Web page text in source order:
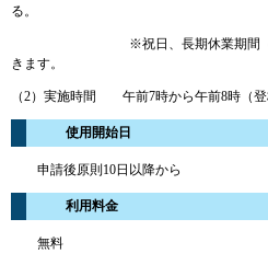
る。
※祝日、長期休業期間（夏季・
きます。
（2）実施時間 午前7時から午前8時（登
使用開始日
申請後原則10日以降から
利用料金
無料